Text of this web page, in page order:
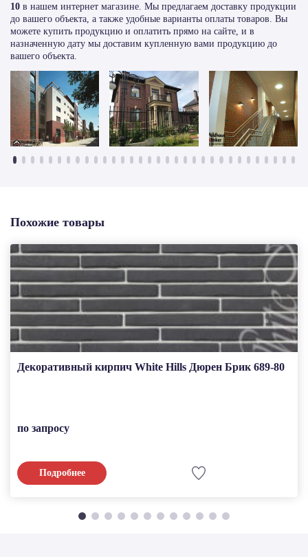
10 в нашем интернет магазине. Мы предлагаем доставку продукции
до вашего объекта, а также удобные варианты оплаты товаров. Вы
можете купить продукцию и оплатить прямо на сайте, и в
назначенную дату мы доставим купленную вами продукцию до
вашего объекта.
Похожие товары
Декоративный кирпич White Hills Дюрен Брик 689-80
по запросу
Подробнее